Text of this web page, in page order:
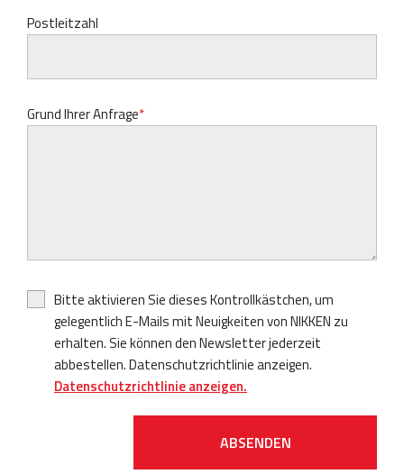
Postleitzahl
Grund Ihrer Anfrage
Bitte aktivieren Sie dieses Kontrollkästchen, um
gelegentlich E-Mails mit Neuigkeiten von NIKKEN zu
erhalten. Sie können den Newsletter jederzeit
abbestellen. Datenschutzrichtlinie anzeigen.
Datenschutzrichtlinie anzeigen.
ABSENDEN